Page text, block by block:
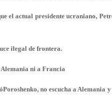
el actual presidente ucraniano,
ilegal de frontera.
ni a Francia
no escucha a Alemania